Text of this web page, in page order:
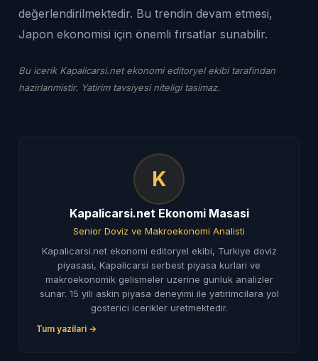
değerlendirilmektedir. Bu trendin devam etmesi,
Japon ekonomisi için önemli fırsatlar sunabilir.
Bu icerik Kapalicarsi.net ekonomi editoryel ekibi tarafindan
hazirlanmistir. Yatirim tavsiyesi niteligi tasimaz.
K
Kapalicarsi.net Ekonomi Masasi
Senior Doviz ve Makroekonomi Analisti
Kapalicarsi.net ekonomi editoryel ekibi, Turkiye doviz
piyasasi, Kapalicarsi serbest piyasa kurlari ve
makroekonomik gelismeler uzerine gunluk analizler
sunar. 15 yili askin piyasa deneyimi ile yatirimcilara yol
gosterici icerikler uretmektedir.
Tum yazilari →